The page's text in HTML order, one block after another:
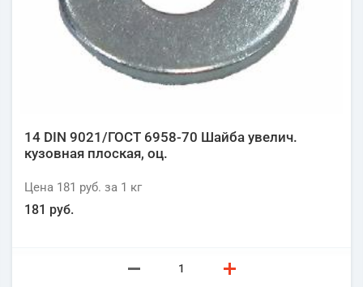
14 DIN 9021/ГОСТ 6958-70 Шайба увелич.
кузовная плоская, оц.
Цена 181 руб. за 1 кг
181 руб.